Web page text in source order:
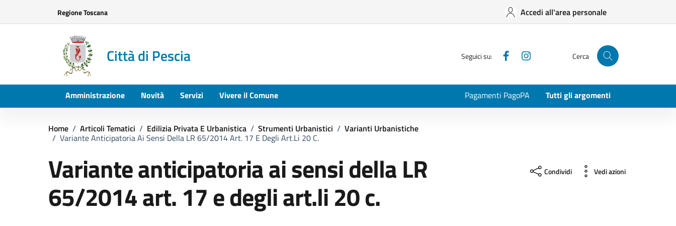
Regione Toscana Accedi all'area personale
Città di Pescia Seguici su: Facebook Cerca
Amministrazione Novità Servizi Vivere il Comune Pagamenti PagoPA Tutti gli argomenti
Home / Articoli Tematici / Edilizia Privata E Urbanistica / Strumenti Urbanistici / Varianti Urbanistiche
/ Variante Anticipatoria Ai Sensi Della LR 65/2014 Art. 17 E Degli Art.li 20 C.
Variante anticipatoria ai sensi della LR
65/2014 art. 17 e degli art.li 20 c.
Condividi Vedi azioni